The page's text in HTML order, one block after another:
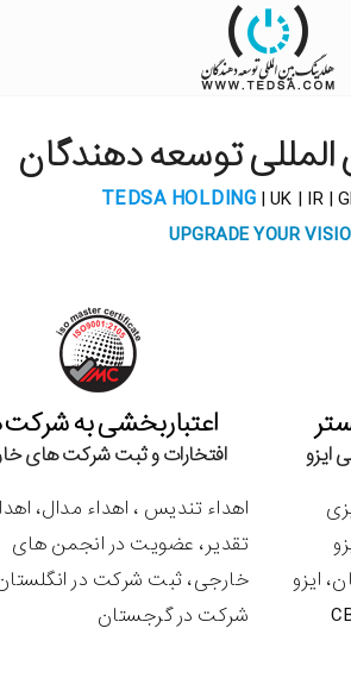
توسعه دهندگان
TEDSA HOLDING | UK | IR |
UPGRADE YOUR
اعتباربخشی به شرکت
افتخارات و ثبت شرکت های
اهداء تندیس ، اهداء مدال،
تقدیر، عضویت در انجمن های
خارجی، ثبت شرکت در
شرکت در گرجستان
ایزو
ایزو